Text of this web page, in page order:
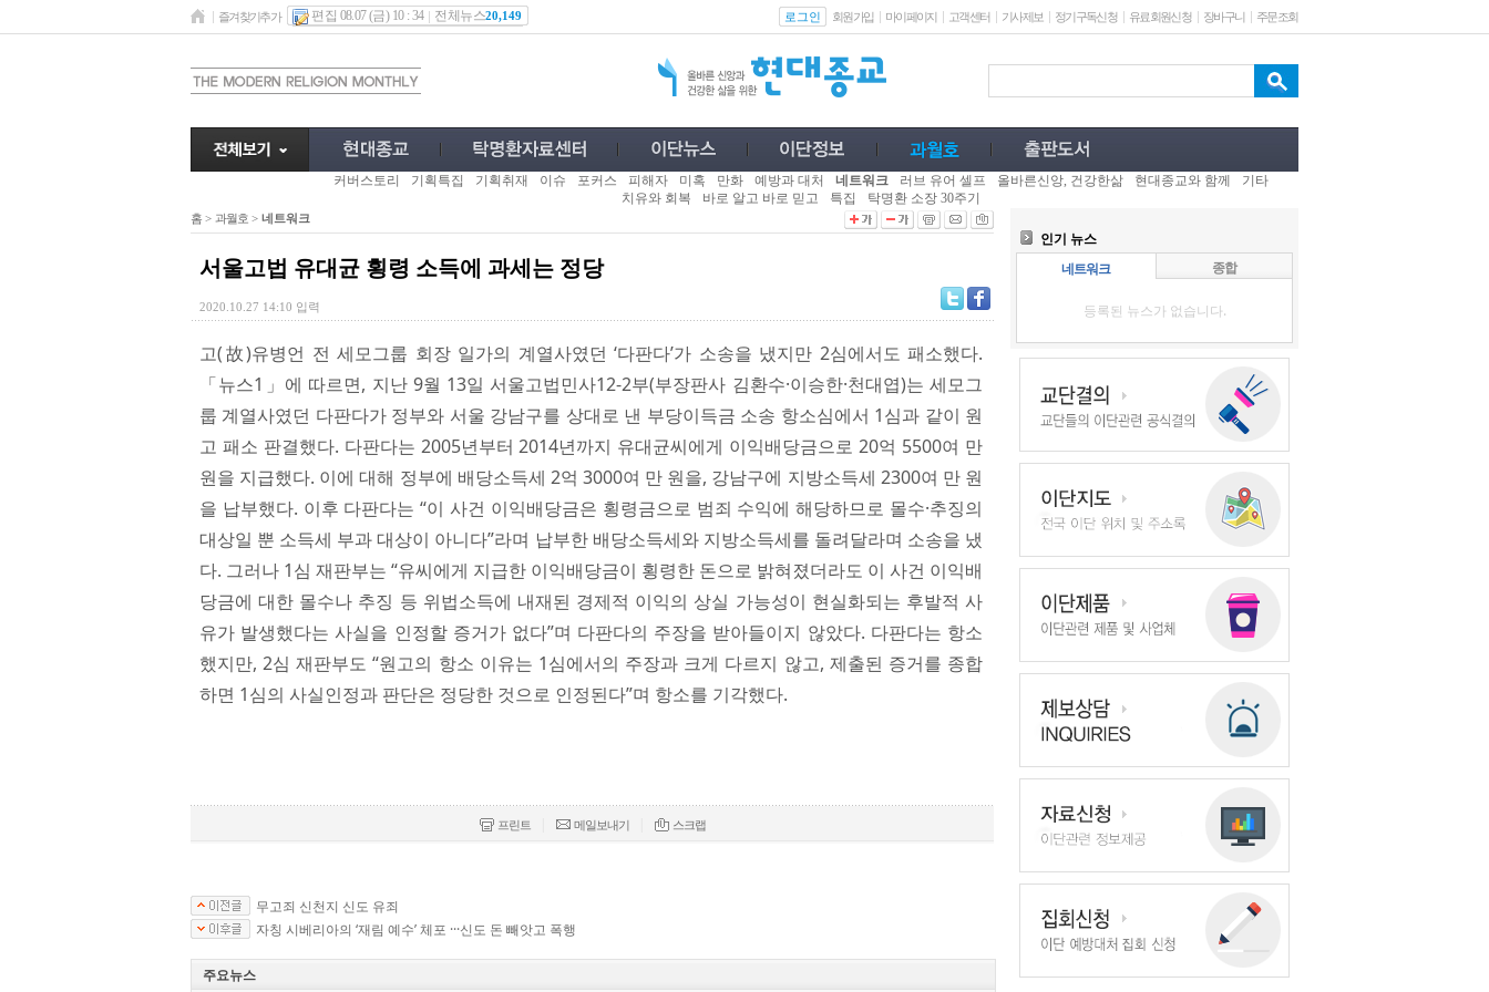
즐겨찾기추가 편집 08.07 (금) 10 : 34 전체뉴스20,149 로그인 회원가입 마이페이지 고객센터 기사제보 정기구독신청 유료회원신청 장바구니 주문조회
커버스토리 기획특집 기획취재 이슈 포커스 피해자 미혹 만화 예방과 대처 네트워크 러브 유어 셀프 올바른신앙, 건강한삶 현대종교와 함께
기타
치유와 회복
바로 알고 바로 믿고 특집 탁명환 소장 30주기
홈 > 과월호 > 네트워크
서울고법 유대균 횡령 소득에 과세는 정당
2020.10.27 14:10 입력
고(故)유병언 전 세모그룹 회장 일가의 계열사였던 ‘다판다’가 소송을 냈지만 2심에서도 패소했다.
「뉴스1」에 따르면, 지난 9월 13일 서울고법민사12-2부(부장판사 김환수·이승한·천대엽)는 세모그
룹 계열사였던 다판다가 정부와 서울 강남구를 상대로 낸 부당이득금 소송 항소심에서 1심과 같이 원
고 패소 판결했다. 다판다는 2005년부터 2014년까지 유대균씨에게 이익배당금으로 20억 5500여 만
원을 지급했다. 이에 대해 정부에 배당소득세 2억 3000여 만 원을, 강남구에 지방소득세 2300여 만 원
을 납부했다. 이후 다판다는 “이 사건 이익배당금은 횡령금으로 범죄 수익에 해당하므로 몰수·추징의
대상일 뿐 소득세 부과 대상이 아니다”라며 납부한 배당소득세와 지방소득세를 돌려달라며 소송을 냈
다. 그러나 1심 재판부는 “유씨에게 지급한 이익배당금이 횡령한 돈으로 밝혀졌더라도 이 사건 이익배
당금에 대한 몰수나 추징 등 위법소득에 내재된 경제적 이익의 상실 가능성이 현실화되는 후발적 사
유가 발생했다는 사실을 인정할 증거가 없다”며 다판다의 주장을 받아들이지 않았다. 다판다는 항소
했지만, 2심 재판부도 “원고의 항소 이유는 1심에서의 주장과 크게 다르지 않고, 제출된 증거를 종합
하면 1심의 사실인정과 판단은 정당한 것으로 인정된다”며 항소를 기각했다.​
프린트 메일보내기 스크랩
무고죄 신천지 신도 유죄
자칭 시베리아의 ‘재림 예수’ 체포 ···신도 돈 빼앗고 폭행
주요뉴스
인기 뉴스
네트워크
종합
등록된 뉴스가 없습니다.